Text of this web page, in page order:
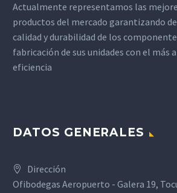
Actualmente representamos las
productos del mercado garantizando
calidad y durabilidad de los
fabricación de sus unidades con el más
eficiencia
DATOS GENERALES
Dirección
Ofibodegas Aeropuerto - Galera 19,